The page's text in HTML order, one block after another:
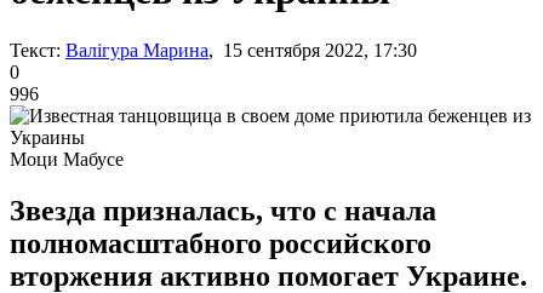
Текст: Валігура Марина, 15 сентября 2022, 17:30
0
996
Моци Мабусе
Звезда призналась, что с начала
полномасштабного российского
вторжения активно помогает Украине.